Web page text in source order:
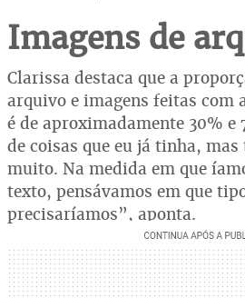
Imagens de
Clarissa destaca que a
arquivo e imagens feitas com
é de aproximadamente 30% e
de coisas que eu já tinha,
muito. Na medida em que
texto, pensávamos em que
precisaríamos”, aponta.